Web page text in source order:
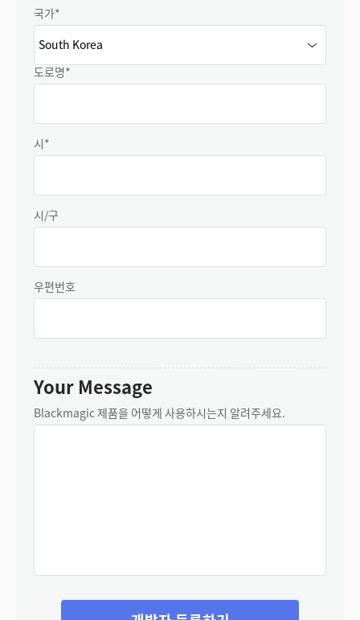
Norway
Singapore
Spain
Sweden
Chinese Taipei
Turkey
UAE
Ukraine
United Kingdom
국가*
도로명*
시*
시/구
우편번호
Your Message
Blackmagic 제품을 어떻게 사용하시는지 알려주세요.